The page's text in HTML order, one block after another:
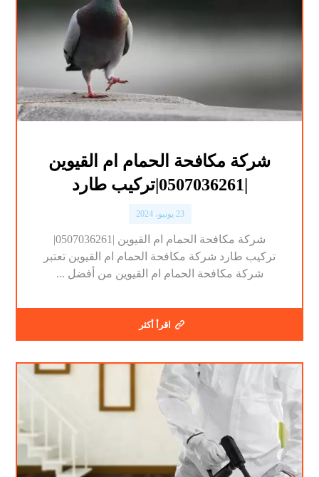
شركة مكافحة الحمام ام القيوين
23 يونيو، 2024
شركة مكافحة الحمام ام القيوين |0507036261|
تركيب طارد شركة مكافحة الحمام ام القيوين تعتبر
شركة مكافحة الحمام ام القيوين من أفضل ...
اقرأ أكثر